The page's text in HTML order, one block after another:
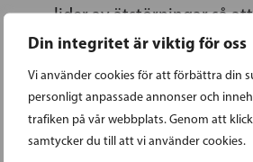
Din integritet är viktig för oss
Vi använder cookies för att förbättra din
personligt anpassade annonser och
trafiken på vår webbplats. Genom att
samtycker du till att vi använder cookies.
lider av ätstörningar så
en första kontakt med
Att det ska finnas
vårdplatser på såväl
personer som lider av
vården kan inledas så